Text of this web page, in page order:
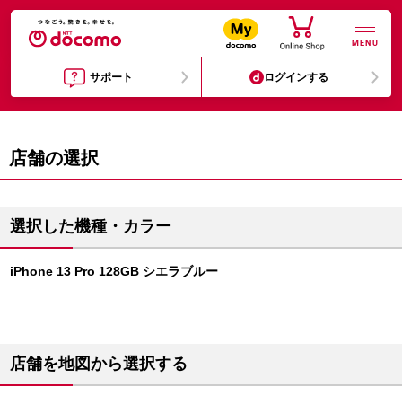
MENU
サポート ログインする
店舗の選択
選択した機種・カラー
iPhone 13 Pro 128GB シエラブルー
店舗を地図から選択する